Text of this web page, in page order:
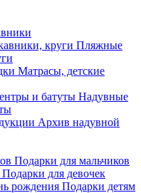
Пляжные
Матрасы, детские
Надувные
Архив надувной
Подарки для мальчиков
Подарки для девочек
Подарки детям